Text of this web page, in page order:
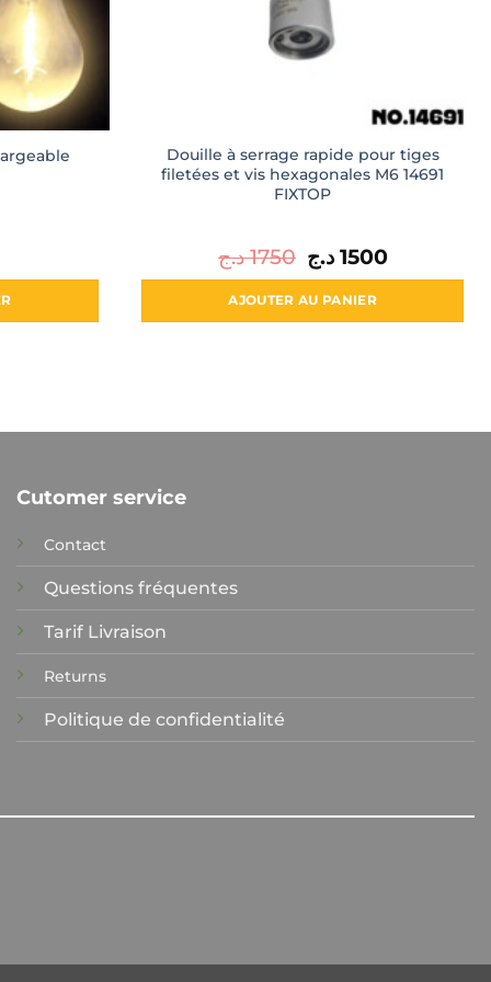
Douille à serrage rapide pour tiges
filetées et vis hexagonales M6 14691
FIXTOP
1750 د.ج Le
prix
initial
était :
1500 د.ج Le
actuel
AJOUTER AU PANIER
Cutomer service
Contact
Questions fréquentes
Tarif Livraison
Returns
Politique de confidentialité